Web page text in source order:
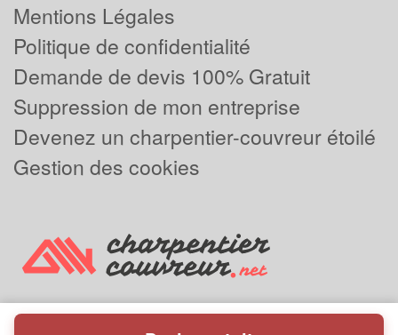
Mentions Légales
Politique de confidentialité
Demande de devis 100% Gratuit
Suppression de mon entreprise
Devenez un charpentier-couvreur étoilé
Gestion des cookies